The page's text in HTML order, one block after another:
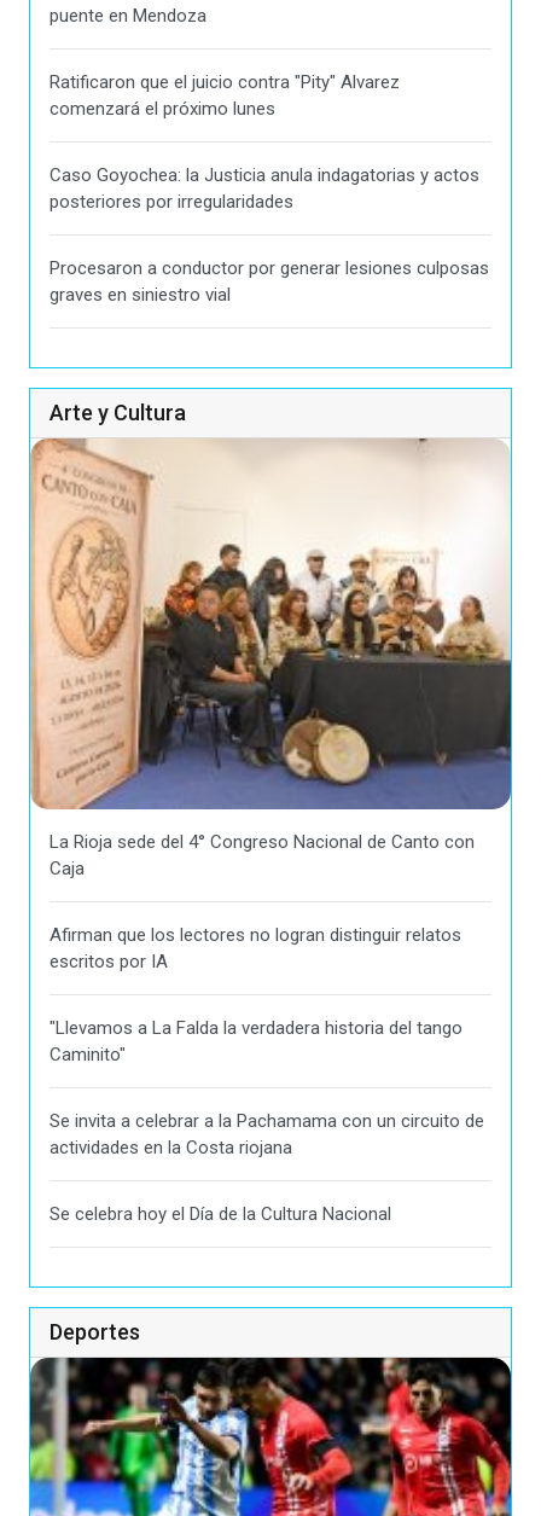
puente en Mendoza
Ratificaron que el juicio contra "Pity" Alvarez
comenzará el próximo lunes
Caso Goyochea: la Justicia anula indagatorias y actos
posteriores por irregularidades
Procesaron a conductor por generar lesiones culposas
graves en siniestro vial
Arte y Cultura
La Rioja sede del 4° Congreso Nacional de Canto con
Caja
Afirman que los lectores no logran distinguir relatos
escritos por IA
"Llevamos a La Falda la verdadera historia del tango
Caminito"
Se invita a celebrar a la Pachamama con un circuito de
actividades en la Costa riojana
Se celebra hoy el Día de la Cultura Nacional
Deportes